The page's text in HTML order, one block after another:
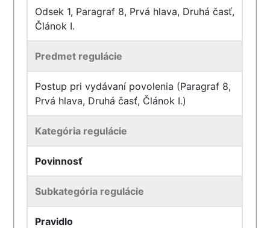
Odsek 1, Paragraf 8, Prvá hlava, Druhá časť,
Článok I.
Predmet regulácie
Postup pri vydávaní povolenia (Paragraf 8,
Prvá hlava, Druhá časť, Článok I.)
Kategória regulácie
Povinnosť
Subkategória regulácie
Pravidlo